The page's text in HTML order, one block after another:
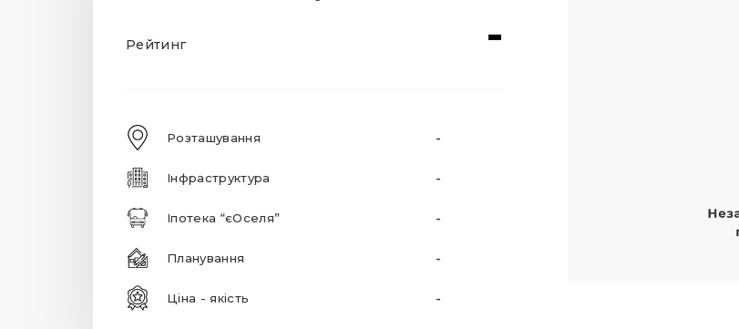
Рейтинг -
Розташування -
Інфраструктура -
Іпотека “єОселя” -
Планування -
Ціна - якість -